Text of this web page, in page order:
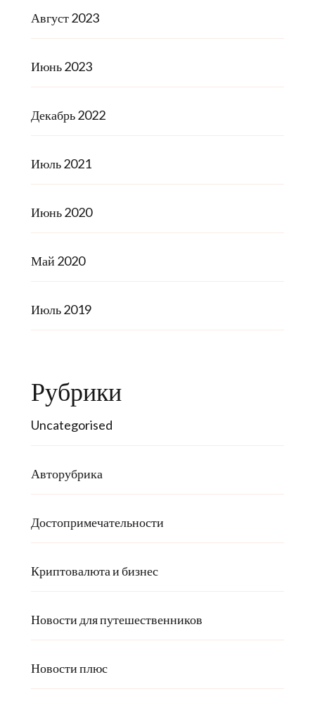
Август 2023
Июнь 2023
Декабрь 2022
Июль 2021
Июнь 2020
Май 2020
Июль 2019
Рубрики
Uncategorised
Авторубрика
Достопримечательности
Криптовалюта и бизнес
Новости для путешественников
Новости плюс